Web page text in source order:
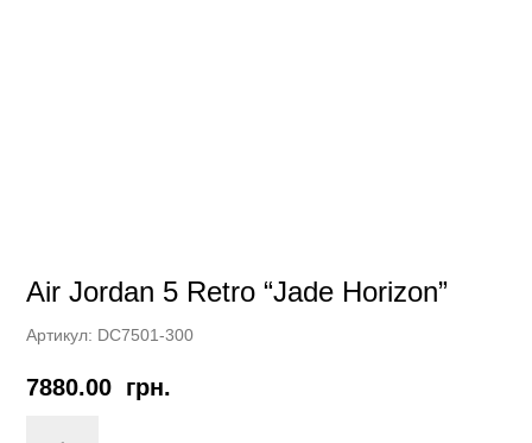
Air Jordan 5 Retro “Jade Horizon”
Артикул: DC7501-300
7880.00 грн.